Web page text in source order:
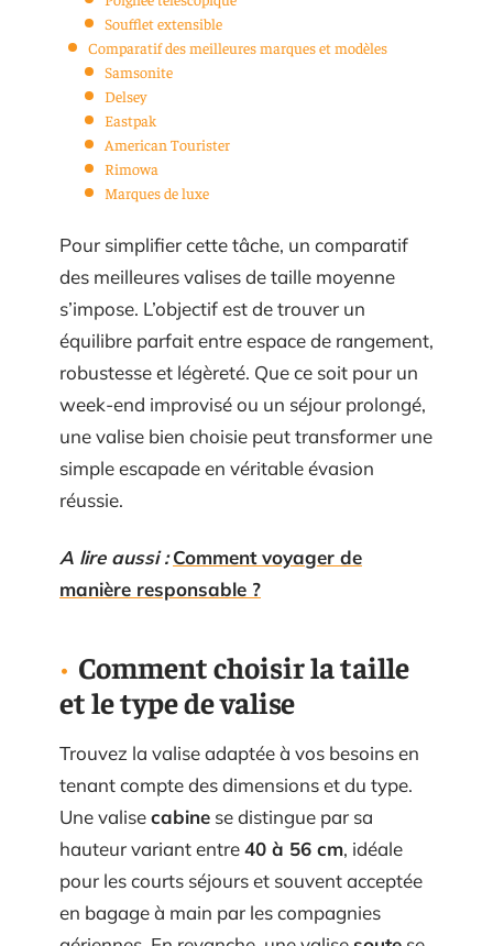
Soufflet extensible
Comparatif des meilleures marques et modèles
Samsonite
Delsey
Eastpak
American Tourister
Rimowa
Marques de luxe
Pour simplifier cette tâche, un comparatif
des meilleures valises de taille moyenne
s’impose. L’objectif est de trouver un
équilibre parfait entre espace de rangement,
robustesse et légèreté. Que ce soit pour un
week-end improvisé ou un séjour prolongé,
une valise bien choisie peut transformer une
simple escapade en véritable évasion
réussie.
A lire aussi : Comment voyager de
manière responsable ?
Comment choisir la taille
et le type de valise
Trouvez la valise adaptée à vos besoins en
tenant compte des dimensions et du type.
Une valisecabine se distingue par sa
hauteur variant entre40 à 56 cm, idéale
pour les courts séjours et souvent acceptée
en bagage à main par les compagnies